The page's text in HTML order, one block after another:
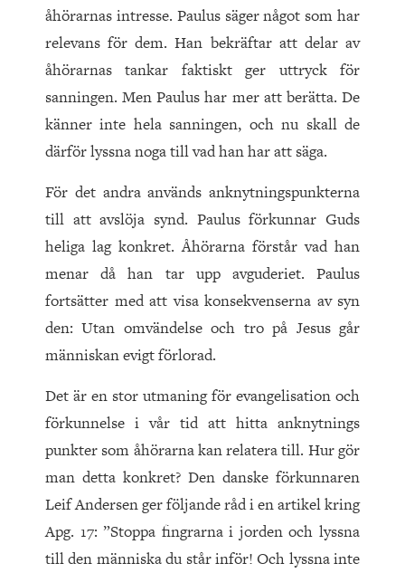
åhörarnas intresse. Paulus säger något som har
relevans för dem. Han bekräftar att delar av
åhörarnas tankar faktiskt ger uttryck för
sanningen. Men Paulus har mer att berätta. De
känner inte hela sanningen, och nu skall de
därför lyssna noga till vad han har att säga.
För det andra används anknytningspunkterna
till att avslöja synd. Paulus förkunnar Guds
heliga lag konkret. Åhörarna förstår vad han
menar då han tar upp avguderiet. Paulus
fortsätter med att visa konsekvenserna av syn
den: Utan omvändelse och tro på Jesus går
människan evigt förlorad.
Det är en stor utmaning för evangelisation och
förkunnelse i vår tid att hitta anknytnings
punkter som åhörarna kan relatera till. Hur gör
man detta konkret? Den danske förkunnaren
Leif Andersen ger följande råd i en artikel kring
Apg. 17: ”Stoppa fingrarna i jorden och lyssna
till den människa du står inför! Och lyssna inte